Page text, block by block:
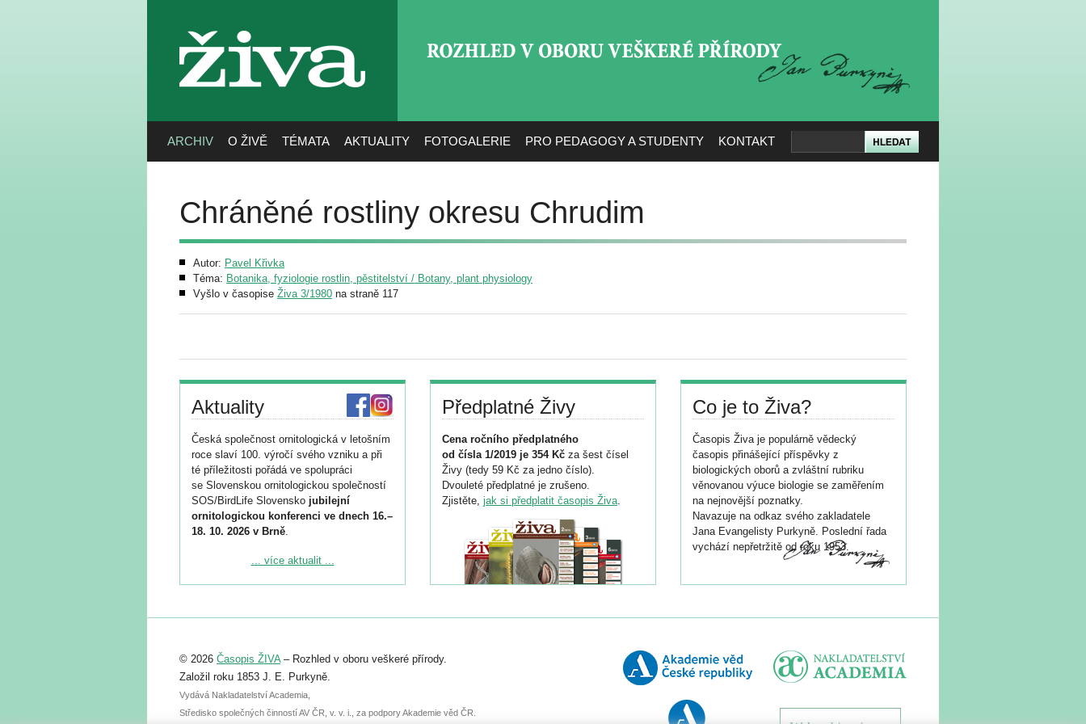
živa
ARCHIV O ŽIVĚ TÉMATA AKTUALITY FOTOGALERIE PRO PEDAGOGY A STUDENTY KONTAKT
Chráněné rostliny okresu Chrudim
Autor: Pavel Křivka
Téma: Botanika, fyziologie rostlin, pěstitelství / Botany, plant physiology
Vyšlo v časopise Živa 3/1980 na straně 117
Aktuality
Česká společnost ornitologická v letošním
roce slaví 100. výročí svého vzniku a při
té příležitosti pořádá ve spolupráci
se Slovenskou ornitologickou společností
SOS/BirdLife Slovensko jubilejní
ornitologickou konferenci ve dnech 16.–
18. 10. 2026 v Brně.
Podrobnější informace ke konferenci
Registrovat se můžete do 6. září.
abstraktu přihlášené přednášky nebo
posteru je už 30. června.
... více aktualit ...
Předplatné Živy
Cena ročního předplatného
od čísla 1/2019 je 354 Kč za šest čísel
Živy (tedy 59 Kč za jedno číslo).
Dvouleté předplatné je zrušeno.
Zjistěte, jak si předplatit časopis Živa.
Co je to Živa?
Časopis Živa je populárně vědecký
časopis přinášející příspěvky z
biologických oborů a zvláštní rubriku
věnovanou výuce biologie se zaměřením
na nejnovější poznatky.
Navazuje na odkaz svého zakladatele
Jana Evangelisty Purkyně. Poslední řada
vychází nepřetržitě od roku 1953.
© 2026 Časopis ŽIVA– Rozhled v oboru veškeré přírody.
Založil roku 1853 J. E. Purkyně.
Vydává Nakladatelství Academia,
Středisko společných činností AV ČR, v. v. i., za podpory Akademie věd ČR.